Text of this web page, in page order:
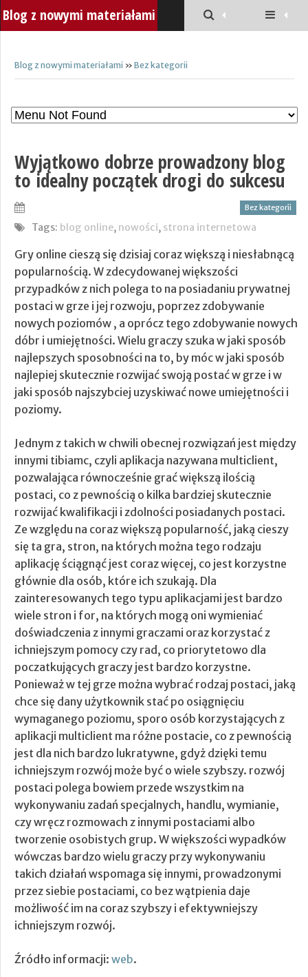
Blog z nowymi materiałami
Blog z nowymi materiałami » Bez kategorii
Wyjątkowo dobrze prowadzony blog
to idealny początek drogi do sukcesu
Bez kategorii
Tags: blog online, nowości, strona internetowa
Gry online cieszą się dzisiaj coraz większą i niesłabnącą
popularnością. W zdecydowanej większości
przypadków z nich polega to na posiadaniu prywatnej
postaci w grze i jej rozwoju, poprzez zdobywanie
nowych poziomów , a oprócz tego zdobywanie nowych
dóbr i umiejętności. Wielu graczy szuka w jaki sposób
najlepszych sposobności na to, by móc w jaki sposób
najlepiej skutecznie rozwijać swoją postać w grze i w
jaki sposób najszybciej uzyskiwać nowe umiejętności i
poziomy.
Jednym z takich w chwili obecnej rozwiązań jest między
innymi tibiamc, czyli aplikacja nazywana multiclient,
pozwalająca równocześnie grać większą ilością
postaci, co z pewnością o kilka bardziej skutecznie
rozwijać kwalifikacji i zdolności posiadanych postaci.
Ze względu na coraz większą popularność, jaką cieszy
się ta gra, stron, na których można tego rodzaju
aplikację ściągnąć jest coraz więcej, co jest korzystne
głównie dla osób, które ich szukają. Dla
zainteresowanych tego typu aplikacjami jest bardzo
wiele stron i for, na których mogą oni wymieniać
doświadczenia z innymi graczami oraz korzystać z
ichniejszym pomocy czy rad, co priorytetowo dla
poczatkujących graczy jest bardzo korzystne.
Ponieważ w tej grze można wybrać rodzaj postaci, jaką
chce się dany użytkownik stać po osiągnięciu
wymaganego poziomu, sporo osób korzystających z
aplikacji multiclient ma różne postacie, co z pewnością
jest dla nich bardzo lukratywne, gdyż dzięki temu
ichniejszym rozwój może być o wiele szybszy. rozwój
postaci polega bowiem przede wszystkim na
wykonywaniu zadań specjalnych, handlu, wymianie,
czy wręcz rozmowach z innymi postaciami albo
tworzenie osobistych grup. W większości wypadków
wówczas bardzo wielu graczy przy wykonywaniu
takich działań wspomaga się innymi, prowadzonymi
przez siebie postaciami, co bez wątpienia daje
możliwość im na coraz szybszy i efektywniejszy
ichniejszym rozwój.
Źródło informacji: web.